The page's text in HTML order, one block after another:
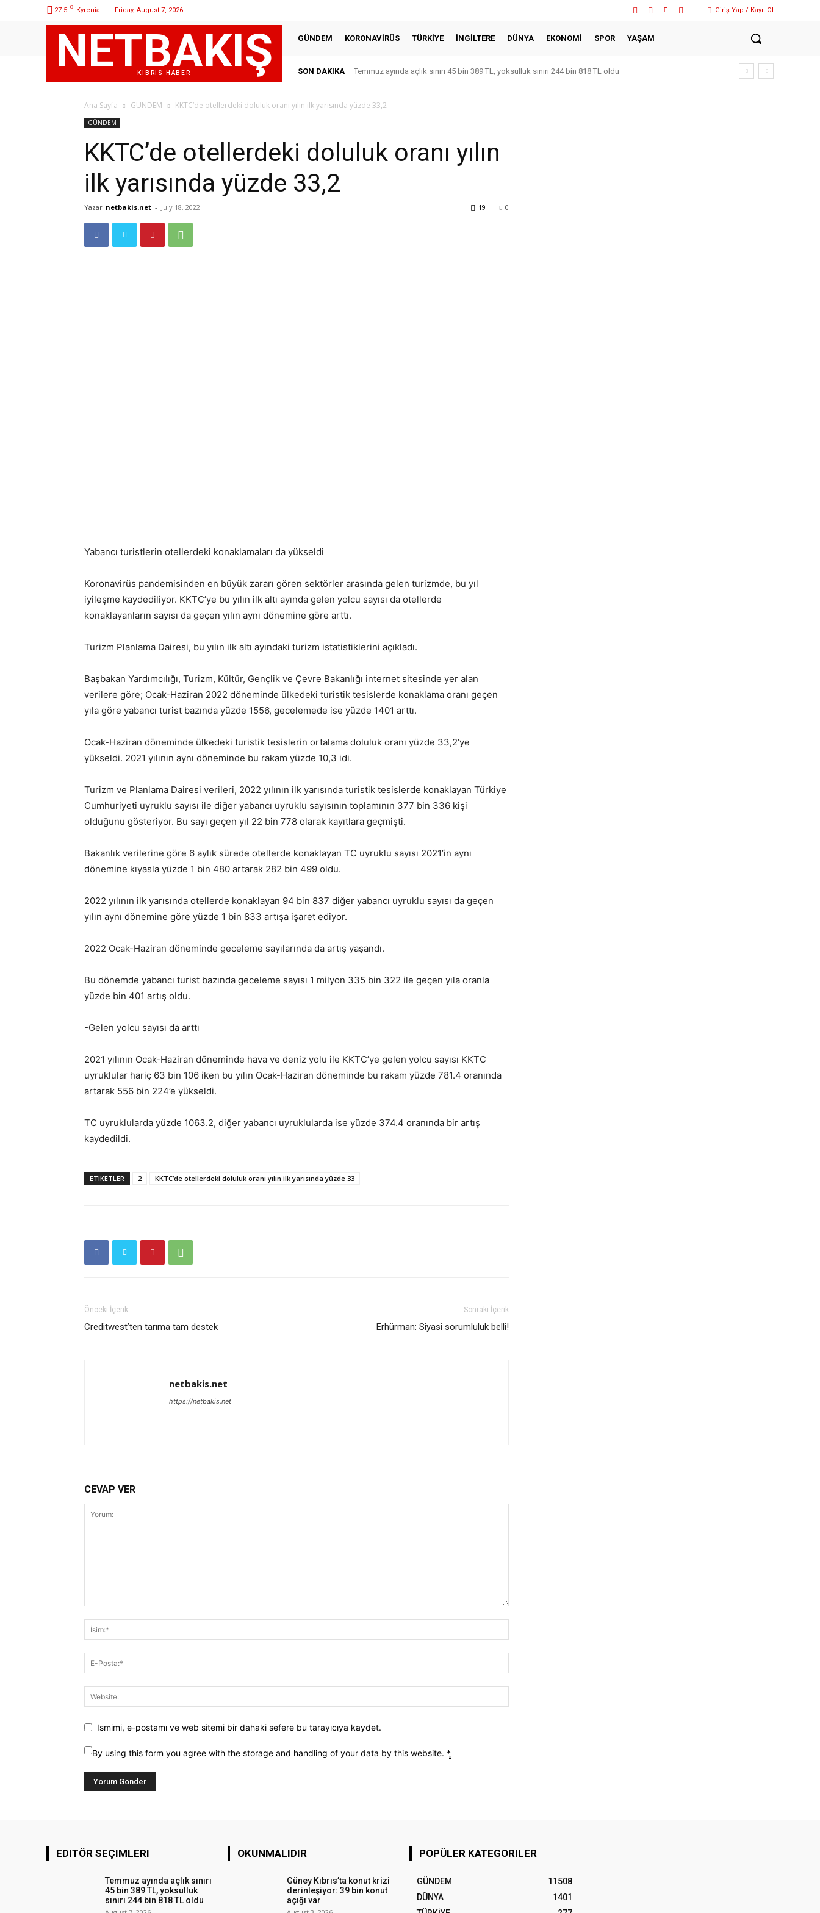
27.5 C Kyrenia Friday, August 7, 2026 Giriş Yap / Kayıt Ol
NETBAKIŞ
KIBRIS HABER
GÜNDEM KORONAVİRÜS TÜRKİYE İNGİLTERE DÜNYA EKONOMİ SPOR YAŞAM
SON DAKIKA Temmuz ayında açlık sınırı 45 bin 389 TL, yoksulluk sınırı 244 bin 818 TL oldu
Ana Sayfa GÜNDEM KKTC’de otellerdeki doluluk oranı yılın ilk yarısında yüzde 33,2
GÜNDEM
KKTC’de otellerdeki doluluk oranı yılın
ilk yarısında yüzde 33,2
Yazar netbakis.net - July 18, 2022 0
19
Yabancı turistlerin otellerdeki konaklamaları da yükseldi
Koronavirüs pandemisinden en büyük zararı gören sektörler arasında gelen turizmde, bu yıl
iyileşme kaydediliyor. KKTC’ye bu yılın ilk altı ayında gelen yolcu sayısı da otellerde
konaklayanların sayısı da geçen yılın aynı dönemine göre arttı.
Turizm Planlama Dairesi, bu yılın ilk altı ayındaki turizm istatistiklerini açıkladı.
Başbakan Yardımcılığı, Turizm, Kültür, Gençlik ve Çevre Bakanlığı internet sitesinde yer alan
verilere göre; Ocak-Haziran 2022 döneminde ülkedeki turistik tesislerde konaklama oranı geçen
yıla göre yabancı turist bazında yüzde 1556, gecelemede ise yüzde 1401 arttı.
Ocak-Haziran döneminde ülkedeki turistik tesislerin ortalama doluluk oranı yüzde 33,2’ye
yükseldi. 2021 yılının aynı döneminde bu rakam yüzde 10,3 idi.
Turizm ve Planlama Dairesi verileri, 2022 yılının ilk yarısında turistik tesislerde konaklayan Türkiye
Cumhuriyeti uyruklu sayısı ile diğer yabancı uyruklu sayısının toplamının 377 bin 336 kişi
olduğunu gösteriyor. Bu sayı geçen yıl 22 bin 778 olarak kayıtlara geçmişti.
Bakanlık verilerine göre 6 aylık sürede otellerde konaklayan TC uyruklu sayısı 2021’in aynı
dönemine kıyasla yüzde 1 bin 480 artarak 282 bin 499 oldu.
2022 yılının ilk yarısında otellerde konaklayan 94 bin 837 diğer yabancı uyruklu sayısı da geçen
yılın aynı dönemine göre yüzde 1 bin 833 artışa işaret ediyor.
2022 Ocak-Haziran döneminde geceleme sayılarında da artış yaşandı.
Bu dönemde yabancı turist bazında geceleme sayısı 1 milyon 335 bin 322 ile geçen yıla oranla
yüzde bin 401 artış oldu.
-Gelen yolcu sayısı da arttı
2021 yılının Ocak-Haziran döneminde hava ve deniz yolu ile KKTC’ye gelen yolcu sayısı KKTC
uyruklular hariç 63 bin 106 iken bu yılın Ocak-Haziran döneminde bu rakam yüzde 781.4 oranında
artarak 556 bin 224’e yükseldi.
TC uyruklularda yüzde 1063.2, diğer yabancı uyruklularda ise yüzde 374.4 oranında bir artış
kaydedildi.
ETIKETLER 2 KKTC’de otellerdeki doluluk oranı yılın ilk yarısında yüzde 33
Önceki İçerik
Creditwest’ten tarıma tam destek
Sonraki İçerik
Erhürman: Siyasi sorumluluk belli!
netbakis.net
https://netbakis.net
CEVAP VER
Ismimi, e-postamı ve web sitemi bir dahaki sefere bu tarayıcıya kaydet.
By using this form you agree with the storage and handling of your data by this website. *
EDITÖR SEÇIMLERI
Temmuz ayında açlık sınırı
45 bin 389 TL, yoksulluk
sınırı 244 bin 818 TL oldu
OKUNMALIDIR
Güney Kıbrıs’ta konut krizi
derinleşiyor: 39 bin konut
açığı var
POPÜLER KATEGORILER
GÜNDEM
11508
DÜNYA
1401